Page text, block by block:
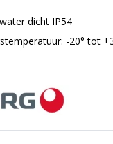
dicht IP54
-20° tot